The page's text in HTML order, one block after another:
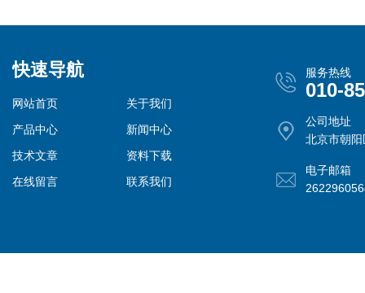
快速导航
网站首页
关于我们
产品中心
新闻中心
技术文章
资料下载
在线留言
联系我们
服务热线
010-
公司地址
北京市朝
电子邮箱